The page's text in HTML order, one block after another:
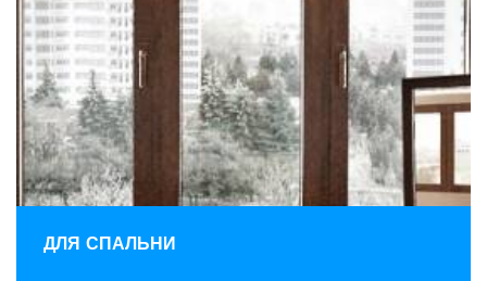
ДЛЯ СПАЛЬНИ